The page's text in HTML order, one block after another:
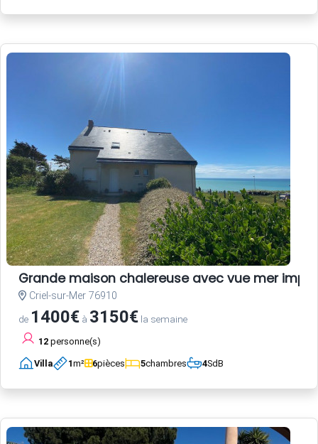
Grande maison chalereuse avec vue mer
Criel-sur-Mer 76910
de 1400€ à 3150€ la semaine
12 personne(s)
Villa 1m² 6pièces 5chambres 4SdB